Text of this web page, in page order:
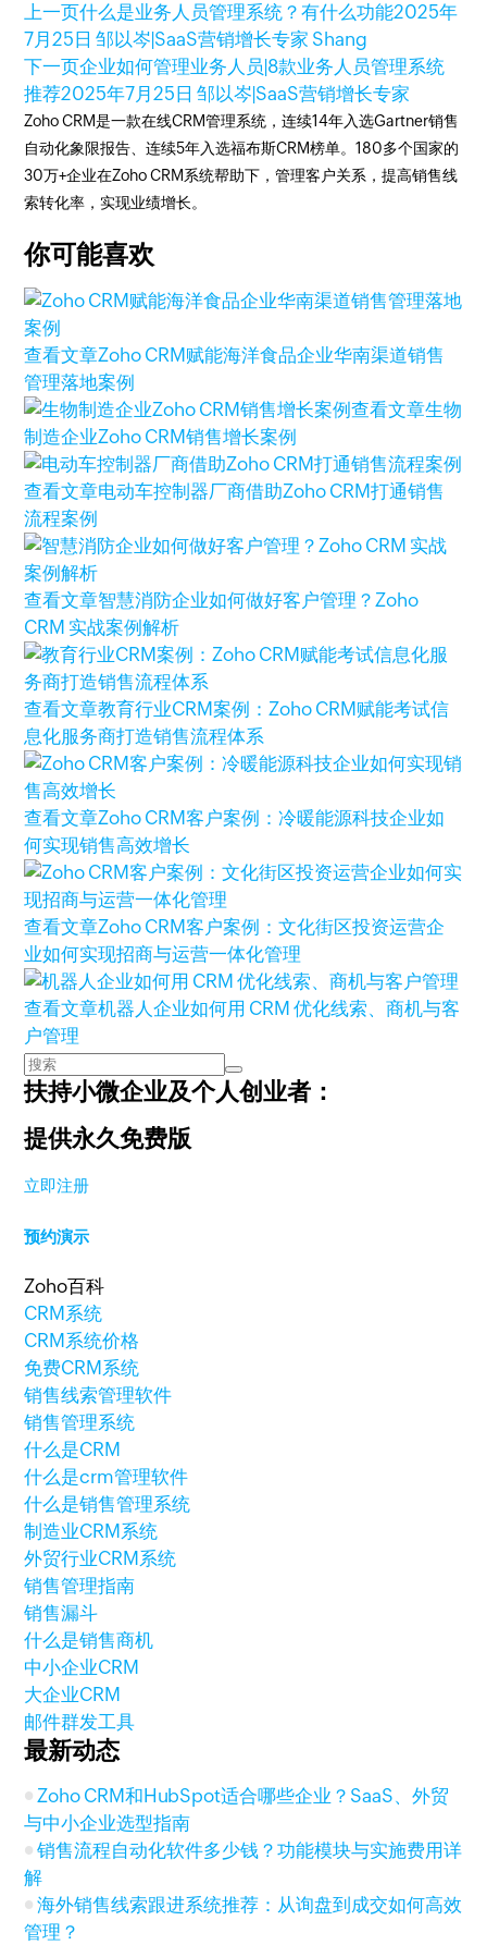
上一页什么是业务人员管理系统？有什么功能2025年
7月25日 邹以岑|SaaS营销增长专家 Shang
下一页企业如何管理业务人员|8款业务人员管理系统
推荐2025年7月25日 邹以岑|SaaS营销增长专家
Zoho CRM是一款在线CRM管理系统，连续14年入选Gartner销售
自动化象限报告、连续5年入选福布斯CRM榜单。180多个国家的
30万+企业在Zoho CRM系统帮助下，管理客户关系，提高销售线
索转化率，实现业绩增长。
你可能喜欢
查看文章Zoho CRM赋能海洋食品企业华南渠道销售
管理落地案例
查看文章生物
制造企业Zoho CRM销售增长案例
查看文章电动车控制器厂商借助Zoho CRM打通销售
流程案例
查看文章智慧消防企业如何做好客户管理？Zoho
CRM 实战案例解析
查看文章教育行业CRM案例：Zoho CRM赋能考试信
息化服务商打造销售流程体系
查看文章Zoho CRM客户案例：冷暖能源科技企业如
何实现销售高效增长
查看文章Zoho CRM客户案例：文化街区投资运营企
业如何实现招商与运营一体化管理
查看文章机器人企业如何用 CRM 优化线索、商机与客
户管理
扶持小微企业及个人创业者：
提供永久免费版
立即注册
预约演示
Zoho百科
CRM系统
CRM系统价格
免费CRM系统
销售线索管理软件
销售管理系统
什么是CRM
什么是crm管理软件
什么是销售管理系统
制造业CRM系统
外贸行业CRM系统
销售管理指南
销售漏斗
什么是销售商机
中小企业CRM
大企业CRM
邮件群发工具
最新动态
Zoho CRM和HubSpot适合哪些企业？SaaS、外贸
与中小企业选型指南
销售流程自动化软件多少钱？功能模块与实施费用详
解
海外销售线索跟进系统推荐：从询盘到成交如何高效
管理？